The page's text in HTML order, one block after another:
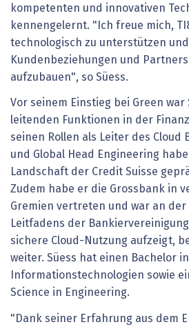
kompetenten und innovativen
kennengelernt. "Ich freue mich,
technologisch zu unterstützen
Kundenbeziehungen und
aufzubauen", so Süess.
Vor seinem Einstieg bei Green
leitenden Funktionen in der
seinen Rollen als Leiter des Cloud
und Global Head Engineering
Landschaft der Credit Suisse
Zudem habe er die Grossbank in
Gremien vertreten und war an der
Leitfadens der
sichere Cloud-Nutzung aufzeigt,
weiter. Süess hat einen Bachelor
Informationstechnologien sowie
Science in Engineering.
"Dank seiner Erfahrung aus dem